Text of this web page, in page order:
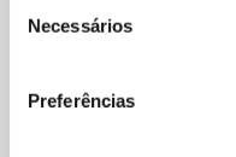
Necessários
Preferências
com deficiência junto
Educação especial: